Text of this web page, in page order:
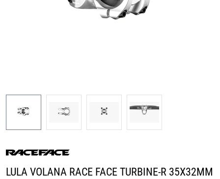
LULA VOLANA RACE FACE TURBINE-R 35X32MM